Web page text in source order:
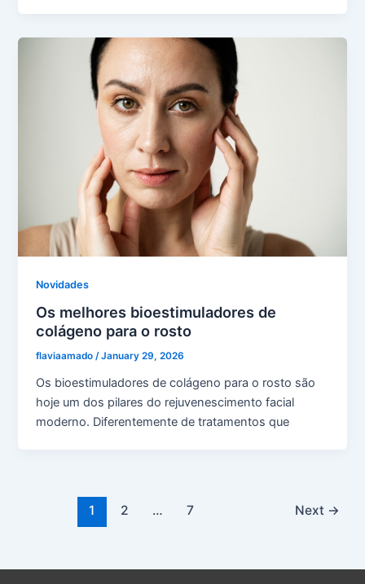
Novidades
Os melhores bioestimuladores de
colágeno para o rosto
flaviaamado/January 29, 2026
Os bioestimuladores de colágeno para o rosto são
hoje um dos pilares do rejuvenescimento facial
moderno. Diferentemente de tratamentos que
1 2 … 7 Next →